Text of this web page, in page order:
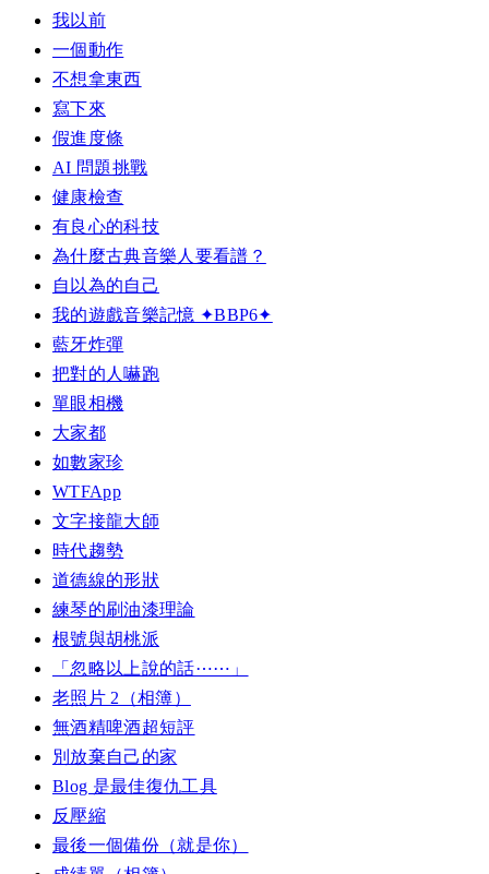
我以前
一個動作
不想拿東西
寫下來
假進度條
AI 問題挑戰
健康檢查
有良心的科技
為什麼古典音樂人要看譜？
自以為的自己
我的遊戲音樂記憶 ✦BBP6✦
藍牙炸彈
把對的人嚇跑
單眼相機
大家都
如數家珍
WTFApp
文字接龍大師
時代趨勢
道德線的形狀
練琴的刷油漆理論
根號與胡桃派
「忽略以上說的話⋯⋯」
老照片 2（相簿）
無酒精啤酒超短評
別放棄自己的家
Blog 是最佳復仇工具
反壓縮
最後一個備份（就是你）